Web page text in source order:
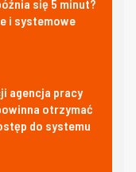
się 5 minut?
i systemowe
agencja pracy
otrzymać
do systemu